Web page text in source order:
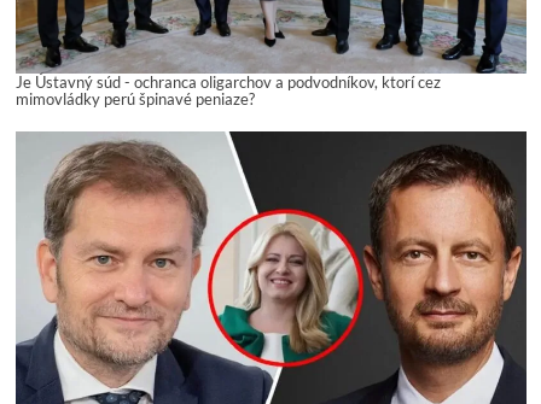
Je Ústavný súd - ochranca oligarchov a podvodníkov, ktorí cez
mimovládky perú špinavé peniaze?